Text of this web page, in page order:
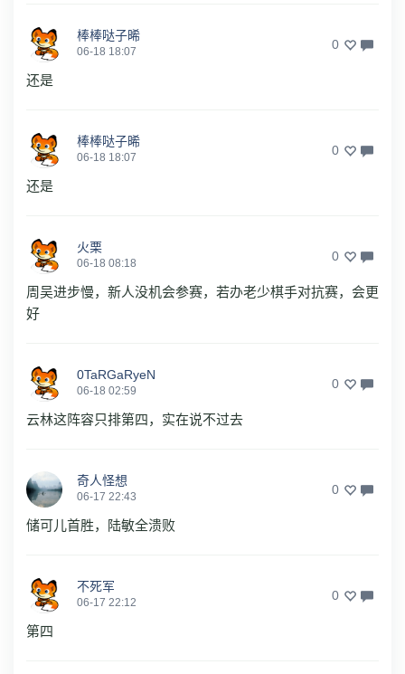
棒棒哒子晞
06-18 18:07 0
还是
棒棒哒子晞
06-18 18:07 0
还是
火栗
06-18 08:18 0
周吴进步慢，新人没机会参赛，若办老少棋手对抗赛，会更
好
0TaRGaRyeN
06-18 02:59 0
云林这阵容只排第四，实在说不过去
奇人怪想
06-17 22:43 0
储可儿首胜，陆敏全溃败
不死军
06-17 22:12 0
第四